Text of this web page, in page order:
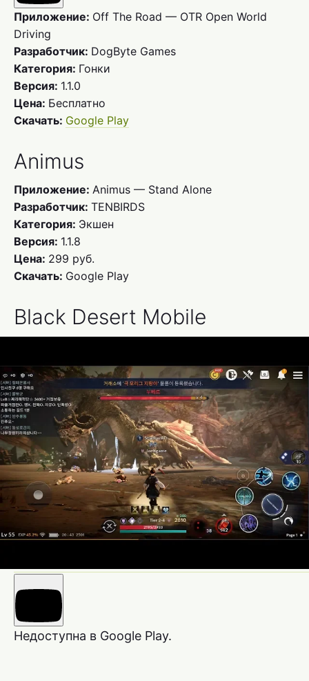
Приложение: Off The Road — OTR Open World
Driving
Разработчик: DogByte Games
Категория: Гонки
Версия: 1.1.0
Цена: Бесплатно
Скачать: Google Play
Animus
Приложение: Animus — Stand Alone
Разработчик: TENBIRDS
Категория: Экшен
Версия: 1.1.8
Цена: 299 руб.
Скачать: Google Play
Black Desert Mobile
Недоступна в Google Play.